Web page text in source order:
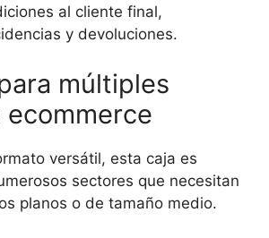
al cliente final,
y devoluciones.
múltiples
versátil, esta caja es
sectores que necesitan
planos o de tamaño medio.